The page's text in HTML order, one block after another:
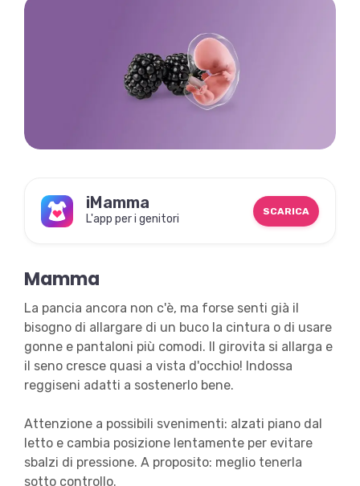
iMamma
L'app per i genitori
SCARICA
Mamma
La pancia ancora non c'è, ma forse senti già il
bisogno di allargare di un buco la cintura o di usare
gonne e pantaloni più comodi. Il girovita si allarga e
il seno cresce quasi a vista d'occhio! Indossa
reggiseni adatti a sostenerlo bene.
Attenzione a possibili svenimenti: alzati piano dal
letto e cambia posizione lentamente per evitare
sbalzi di pressione. A proposito: meglio tenerla
sotto controllo.